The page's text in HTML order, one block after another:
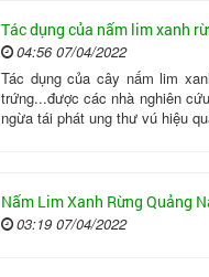
Tác dụng của nấm lim xanh
04:56 07/04/2022
Tác dụng của cây nấm lim
trứng...được các nhà nghiên
ngừa tái phát ung thư vú hiệu
Nấm Lim Xanh Rừng Quảng
03:19 07/04/2022